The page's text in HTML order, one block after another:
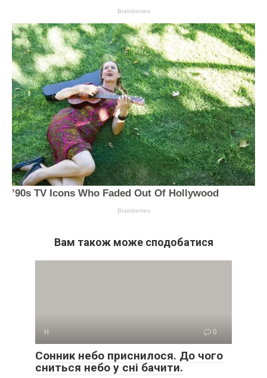
Вам також може сподобатися
Н 0
Сонник небо приснилося. До чого
сниться небо у сні бачити.